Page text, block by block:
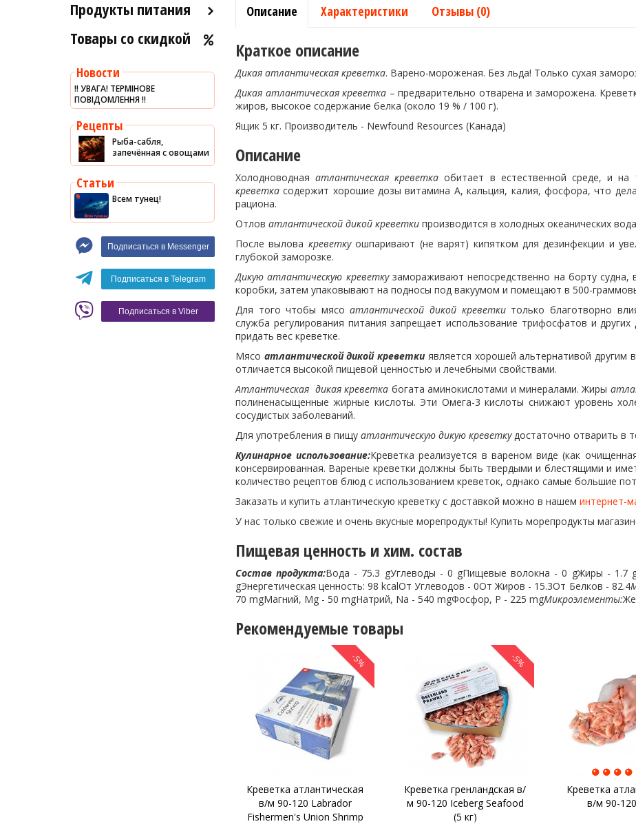
Продукты питания
Оливковое масло
Уксус
Сыры
Соусы
Сладости
Рис
Оливки
Мясные изделия
Вино
Белое вино
Красное вино
Кофе
Blaser
Товары со скидкой
Новости
‼️ УВАГА! ТЕРМІНОВЕ
ПОВІДОМЛЕННЯ ‼️
Рецепты
Рыба-сабля,
запечённая с овощами
Статьи
Всем тунец!
Подписаться в Messenger
Подписаться в Telegram
Подписаться в Viber
Описание Характеристики Отзывы (0)
Краткое описание
Дикая атлантическая креветка. Варено-мороженая. Без льда! Только сухая
Дикая атлантическая креветка – предварительно отварена и заморожена.
жиров, высокое содержание белка (около 19 % / 100 г).
Ящик 5 кг. Производитель - Newfound Resources (Канада)
Описание
Холодноводнаяатлантическаякреветка обитает в естественной среде, и
креветка содержит хорошие дозы витамина А, кальция, калия, фосфора, что
рациона.
Отлов атлантической дикой креветки производится в холодных океанических
После вылова креветкуошпаривают (не варят) кипятком для дезинфекции и
глубокой заморозке.
Дикую атлантическую креветку замораживают непосредственно на борту
коробки, затем упаковывают на подносы под вакуумом и помещают в 500-
Для того чтобы мясоатлантической дикой креветкитолько благотворно
служба регулирования питания запрещает использование трифосфатов и
придать вес креветке.
Мясо атлантическойдикой креветки является хорошей альтернативой
отличается высокой пищевой ценностью и лечебными свойствами.
Атлантическая дикая креветка богата аминокислотами и минералами. Жиры
полиненасыщенные жирные кислоты. Эти Омега-3 кислоты снижают уровень
сосудистых заболеваний.
Для употребления в пищу атлантическую дикую креветкудостаточно отварить в
Кулинарное использование:Креветка реализуется в вареном виде (как
консервированная. Вареные креветки должны быть твердыми и блестящими и
количество рецептов блюд с использованием креветок, однако самые большие
Заказать и купить атлантическую креветку с доставкой можно в нашем интернет-
У нас только свежие и очень вкусные морепродукты! Купить морепродукты
Пищевая ценность и хим. состав
Состав продукта:Вода - 75.3 gУглеводы - 0 gПищевые волокна - 0 gЖиры - 1.7
gЭнергетическая ценность: 98 kcalОт Углеводов - 0От Жиров - 15.3От Белков - 82.4
70 mgМагний, Mg - 50 mgНатрий, Na - 540 mgФосфор, P - 225 mgМикроэлементы:
Рекомендуемые товары
-5%
Креветка атлантическая
в/м 90-120 Labrador
Fishermen's Union Shrimp
-5%
Креветка гренландская в/
м 90-120 Iceberg Seafood
(5 кг)
Креветка
в/м 90-